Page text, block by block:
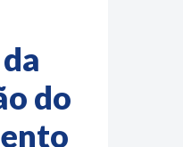
do